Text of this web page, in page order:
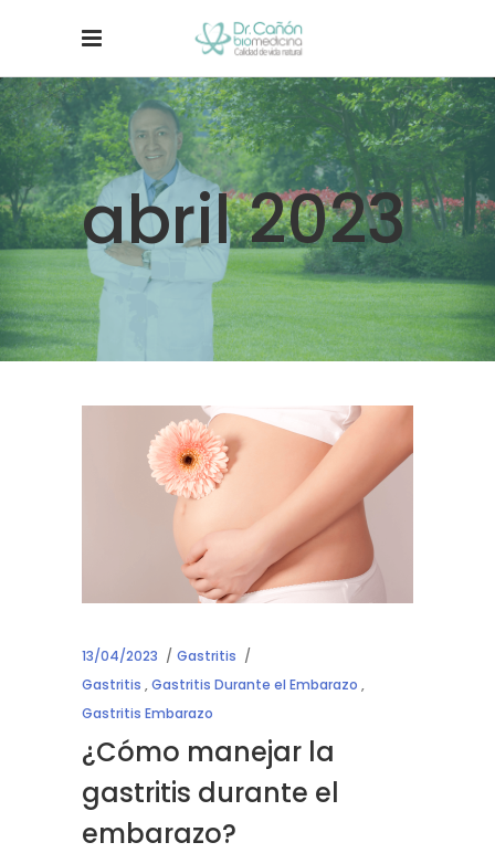
abril 2023
13/04/2023
Gastritis
Gastritis ,Gastritis Durante el Embarazo ,
Gastritis Embarazo
¿Cómo manejar la
gastritis durante el
embarazo?